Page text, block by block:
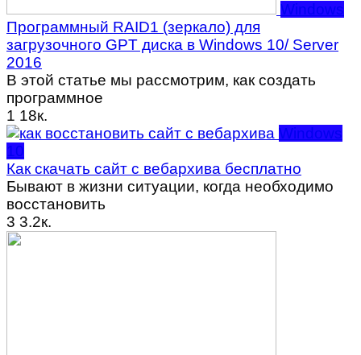
Windows
Программный RAID1 (зеркало) для
загрузочного GPT диска в Windows 10/ Server
2016
В этой статье мы рассмотрим, как создать
программное
1 18к.
Windows
10
Как скачать сайт с вебархива бесплатно
Бывают в жизни ситуации, когда необходимо
восстановить
3 3.2к.